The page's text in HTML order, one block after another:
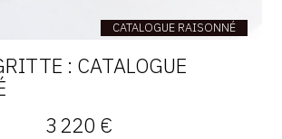
CATALOGUE RAISONNÉ
: CATALOGUE
3 220 €